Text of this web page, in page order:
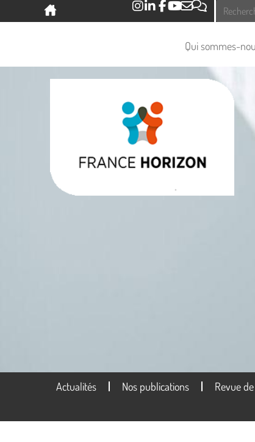
Qui sommes-
Actualités Nos publications Revue
Panneau de gestion des cookies